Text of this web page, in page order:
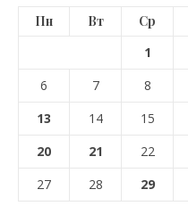
Пн Вт Ср
1
6
7 8
13
14 15
20
21 22
27
28 29